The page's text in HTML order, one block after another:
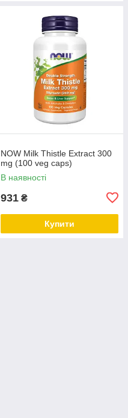
NOW Milk Thistle Extract 300
mg (100 veg caps)
В наявності
931 ₴
Купити